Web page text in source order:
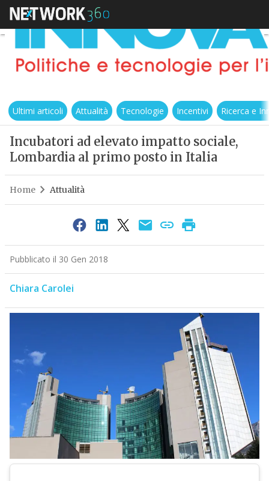
Ultimi articoli Attualità Tecnologie Incentivi Ricerca e
Incubatori ad elevato impatto sociale,
Lombardia al primo posto in Italia
Home Attualità
Pubblicato il 30 Gen 2018
Chiara Carolei